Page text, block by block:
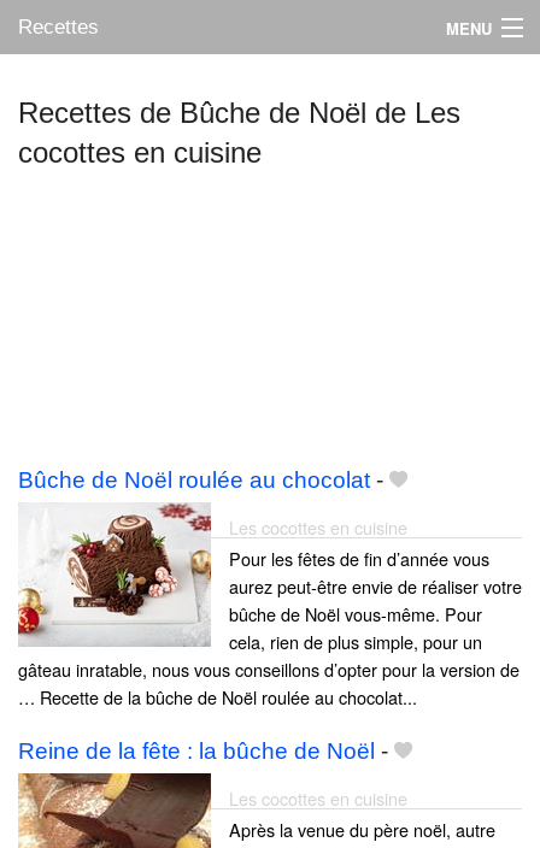
Recettes MENU
Mes blogs préférés
Recettes de Bûche de Noël de Les
cocottes en cuisine
Bûche de Noël roulée au chocolat -
Les cocottes en cuisine
Pour les fêtes de fin d’année vous
aurez peut-être envie de réaliser votre
bûche de Noël vous-même. Pour
cela, rien de plus simple, pour un
gâteau inratable, nous vous conseillons d’opter pour la version de
… Recette de la bûche de Noël roulée au chocolat...
Reine de la fête : la bûche de Noël -
Les cocottes en cuisine
Après la venue du père noël, autre